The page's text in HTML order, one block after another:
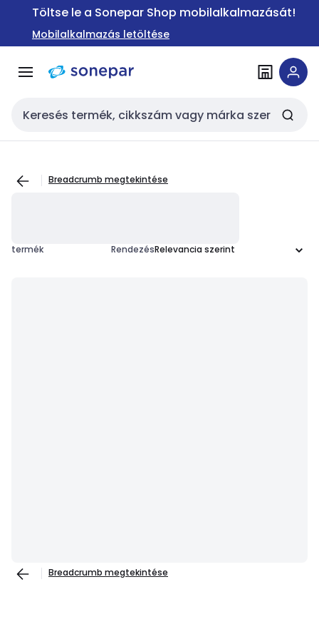
Ugrás a
Ugrás a
tartalomra
Töltse le a Sonepar Shop mobilalkalmazását!
Mobilalkalmazás letöltése
Keresési bemenet
Breadcrumb megtekintése
termék Rendezés
Breadcrumb megtekintése